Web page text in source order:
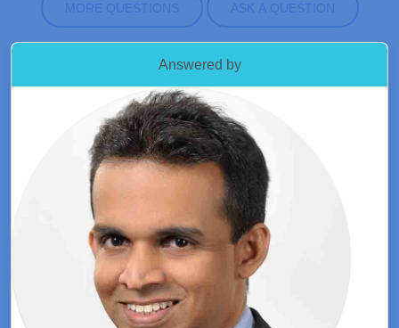
MORE QUESTIONS ASK A QUESTION
Answered by